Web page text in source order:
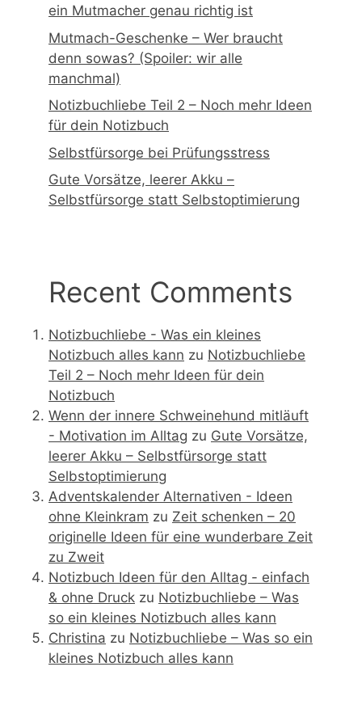
ein Mutmacher genau richtig ist
Mutmach-Geschenke – Wer braucht
denn sowas? (Spoiler: wir alle
manchmal)
Notizbuchliebe Teil 2 – Noch mehr Ideen
für dein Notizbuch
Selbstfürsorge bei Prüfungsstress
Gute Vorsätze, leerer Akku –
Selbstfürsorge statt Selbstoptimierung
Recent Comments
Notizbuchliebe - Was ein kleines
Notizbuch alles kann zu Notizbuchliebe
Teil 2 – Noch mehr Ideen für dein
Notizbuch
Wenn der innere Schweinehund mitläuft
- Motivation im Alltag zu Gute Vorsätze,
leerer Akku – Selbstfürsorge statt
Selbstoptimierung
Adventskalender Alternativen - Ideen
ohne Kleinkram zu Zeit schenken – 20
originelle Ideen für eine wunderbare Zeit
zu Zweit
Notizbuch Ideen für den Alltag - einfach
& ohne Druck zu Notizbuchliebe – Was
so ein kleines Notizbuch alles kann
Christina zu Notizbuchliebe – Was so ein
kleines Notizbuch alles kann